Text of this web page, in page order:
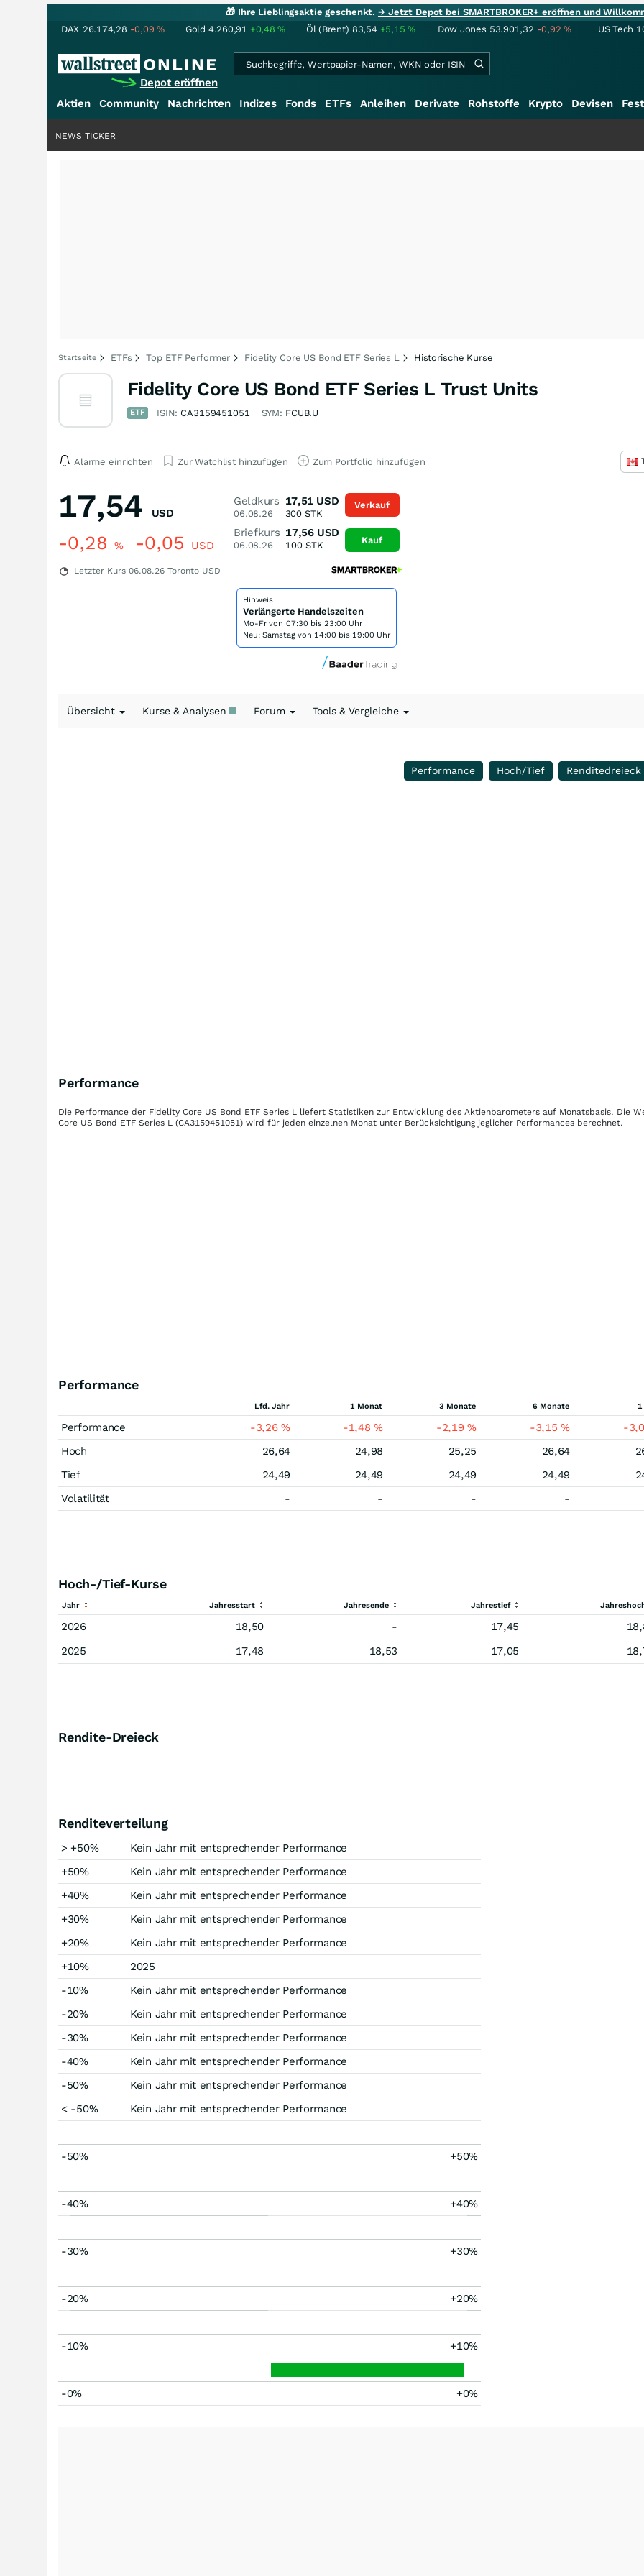
🎁 Ihre Lieblingsaktie geschenkt.→ Jetzt Depot bei SMARTBROKER+ eröffnen und
DAX 26.174,28 -0,09% Gold 4.260,91 +0,48% Öl (Brent) 83,54 +5,15% Dow Jones 53.901,32 -0,92% US Tech
Depot eröffnen
Aktien Community Nachrichten Indizes Fonds ETFs Anleihen Derivate Rohstoffe Krypto Devisen
NEWS TICKER
Startseite ETFs Top ETF Performer Fidelity Core US Bond ETF Series L Historische Kurse
Fidelity Core US Bond ETF Series L Trust Units
ETF ISIN: CA3159451051 SYM: FCUB.U
Alarme einrichten Zur Watchlist hinzufügen Zum Portfolio hinzufügen
17,54 USD
-0,28 % -0,05 USD
Letzter Kurs 06.08.26 Toronto USD
Geldkurs
06.08.26
17,51 USD
300 STK
Briefkurs
06.08.26
17,56 USD
100STK
Verkauf
Kauf
Hinweis
Verlängerte Handelszeiten
Mo-Fr von 07:30 bis 23:00 Uhr
Neu: Samstag von 14:00 bis 19:00 Uhr
Übersicht Kurse & Analysen Forum Tools & Vergleiche
Performance Hoch/Tief Renditedreieck
Performance
Die Performance der Fidelity Core US Bond ETF Series L liefert Statistiken zur Entwicklung des Aktienbarometers auf Monatsbasis. Die
Core US Bond ETF Series L (CA3159451051) wird für jeden einzelnen Monat unter Berücksichtigung jeglicher Performances berechnet.
Performance
Lfd. Jahr 1 Monat 3 Monate 6 Monate 1
Performance -3,26% -1,48% -2,19% -3,15% -
Hoch
26,64 24,98 25,25 26,64
Tief
24,49 24,49 24,49 24,49
Volatilität
- - - -
Hoch-/Tief-Kurse
Jahr Jahresstart Jahresende Jahrestief
2026 18,50 - 17,45
2025
17,48 18,53 17,05
Rendite-Dreieck
Renditeverteilung
> +50%
Kein Jahr mit entsprechender Performance
+50%
Kein Jahr mit entsprechender Performance
+40%
Kein Jahr mit entsprechender Performance
+30%
Kein Jahr mit entsprechender Performance
+20%
Kein Jahr mit entsprechender Performance
+10%
2025
-10%
Kein Jahr mit entsprechender Performance
-20%
Kein Jahr mit entsprechender Performance
-30%
Kein Jahr mit entsprechender Performance
-40%
Kein Jahr mit entsprechender Performance
-50%
Kein Jahr mit entsprechender Performance
< -50%
Kein Jahr mit entsprechender Performance
-50% +50%
-40% +40%
-30% +30%
-20% +20%
-10% +10%
-0% +0%